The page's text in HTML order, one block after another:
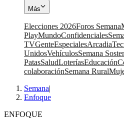
Más
Elecciones 2026Foros Semana
PlayMundoConfidenciales
TVGenteEspecialesArcadia
UnidosVehículosSemana
PatasSaludLoteríasEducación
colaboraciónSemana Rural
Semana|
Enfoque
ENFOQUE